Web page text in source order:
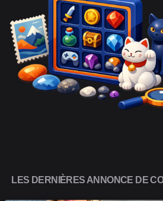
LES DERNIÈRES ANNONCE DE